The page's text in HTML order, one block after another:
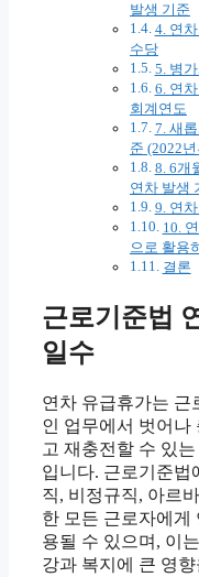
발생 기준
4. 연
수당
5. 병
6. 연
회계연도
7. 새
준 (2022
8. 6개
연차 발생
9. 연
10.
으로 활용
결론
근로기준법
일수
연차 유급휴가는 근
인 업무에서 벗어나
고 재충전할 수 있는
입니다. 근로기준법
직, 비정규직, 아르
한 모든 근로자에게
용될 수 있으며, 이
강과 복지에 큰 영